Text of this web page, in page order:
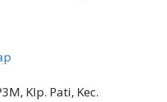
Klp. Pati, Kec.